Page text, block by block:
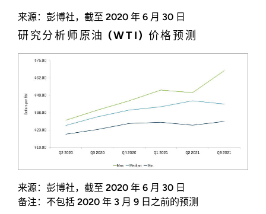
来源：彭博社，截至 2020 年 6 月 30 日
研究分析师原油 (WTI) 价格预测
来源：彭博社，截至 2020 年 6 月 30 日
备注：不包括 2020 年 3 月 9 日之前的预测